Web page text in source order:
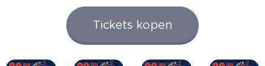
Tickets kopen